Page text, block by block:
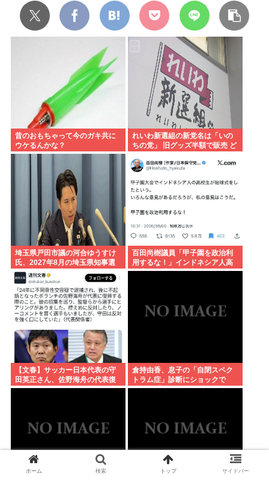
昔のおもちゃって今のガキ共に
ウケるんかな？
れいわ新選組の新党名は「いの
ちの党」 旧グッズ半額で販売 ど
埼玉県戸田市議の河合ゆうすけ
氏、2027年8月の埼玉県知事選
への立候補を表明
百田尚樹議員「甲子園を政治利
用するな！」インドネシア人高
校生の始球式に苦言www
【文春】サッカー日本代表の守
田英正さん、佐野海舟の代表復
帰について強く反対していた事
倉持由香、息子の「自閉スペク
トラム症」診断にショックで
涙… 見逃していた乳幼児期のサ
ホーム 検索 トップ サイドバー